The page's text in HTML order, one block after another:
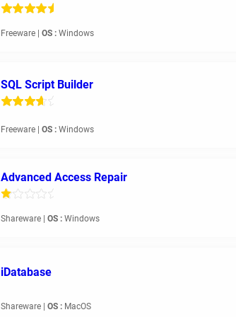
Freeware | OS : Windows
SQL Script Builder
Freeware | OS : Windows
Advanced Access Repair
Shareware | OS : Windows
iDatabase
Shareware | OS : MacOS